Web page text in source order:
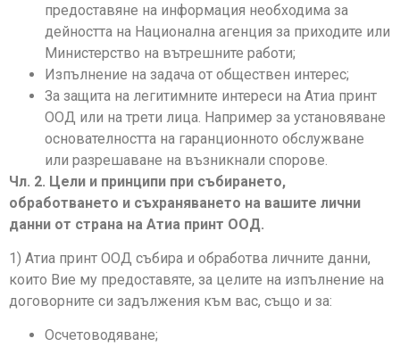
предоставяне на информация необходима за
дейността на Национална агенция за приходите или
Министерство на вътрешните работи;
Изпълнение на задача от обществен интерес;
За защита на легитимните интереси на Атиа принт
ООД или на трети лица. Например за установяване
основателността на гаранционното обслужванe
или разрешаване на възникнали спорове.
Чл. 2. Цели и принципи при събирането,
обработването и съхраняването на вашите лични
данни от страна на Атиа принт ООД.
1) Атиа принт ООД събира и обработва личните данни,
които Вие му предоставяте, за целите на изпълнение на
договорните си задължения към вас, също и за:
Осчетоводяване;